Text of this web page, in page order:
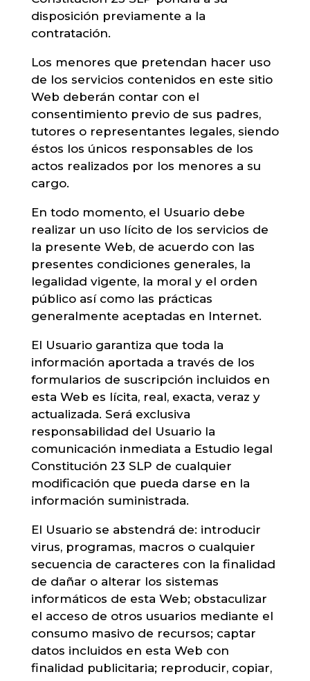
disposición previamente a la
contratación.
Los menores que pretendan hacer uso
de los servicios contenidos en este sitio
Web deberán contar con el
consentimiento previo de sus padres,
tutores o representantes legales, siendo
éstos los únicos responsables de los
actos realizados por los menores a su
cargo.
En todo momento, el Usuario debe
realizar un uso lícito de los servicios de
la presente Web, de acuerdo con las
presentes condiciones generales, la
legalidad vigente, la moral y el orden
público así como las prácticas
generalmente aceptadas en Internet.
El Usuario garantiza que toda la
información aportada a través de los
formularios de suscripción incluidos en
esta Web es lícita, real, exacta, veraz y
actualizada. Será exclusiva
responsabilidad del Usuario la
comunicación inmediata a Estudio legal
Constitución 23 SLP de cualquier
modificación que pueda darse en la
información suministrada.
El Usuario se abstendrá de: introducir
virus, programas, macros o cualquier
secuencia de caracteres con la finalidad
de dañar o alterar los sistemas
informáticos de esta Web; obstaculizar
el acceso de otros usuarios mediante el
consumo masivo de recursos; captar
datos incluidos en esta Web con
finalidad publicitaria; reproducir, copiar,